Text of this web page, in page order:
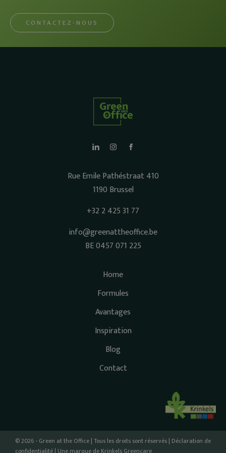
CONTACTEZ-NOUS
Rue Emile Pathéstraat 410
1190 Brussel
+32 2 425 31 77
info@greenattheoffice.be
BE 0457 071 225
Home
Formules
Avantages
Inspiration
Blog
Contact
© 2026 - Green at the Office | Tous les droits sont réservés | Déclaration de
confidentialité | Une marque de Krinkels Greencare